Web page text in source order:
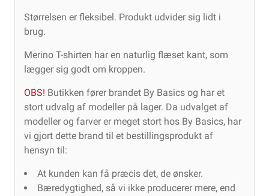
Størrelsen er fleksibel. Produkt udvider sig lidt i
brug.
Merino T-shirten har en naturlig flæset kant, som
lægger sig godt om kroppen.
OBS! Butikken fører brandet By Basics og har et
stort udvalg af modeller på lager. Da udvalget af
modeller og farver er meget stort hos By Basics, har
vi gjort dette brand til et bestillingsprodukt af
hensyn til:
At kunden kan få præcis det, de ønsker.
Bæredygtighed, så vi ikke producerer mere, end